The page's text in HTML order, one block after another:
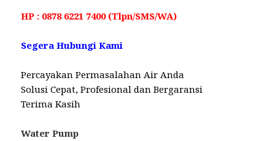
HP : 0878 6221 7400 (Tlpn/SMS/WA)
Segera Hubungi Kami
Percayakan Permasalahan Air Anda
Solusi Cepat, Profesional dan Bergaransi
Terima Kasih
Water Pump